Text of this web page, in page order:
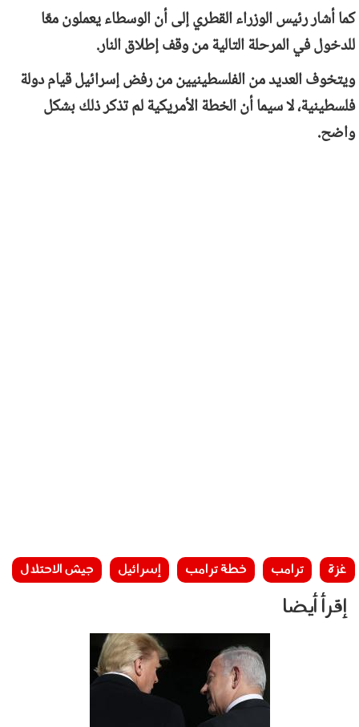
كما أشار رئيس الوزراء القطري إلى أن الوسطاء يعملون معًا
للدخول في المرحلة التالية من وقف إطلاق النار.
ويتخوف العديد من الفلسطينيين من رفض إسرائيل قيام دولة
فلسطينية، لا سيما أن الخطة الأمريكية لم تذكر ذلك بشكل
واضح.
غزة ترامب خطة ترامب إسرائيل جيش الاحتلال
إقرأ أيضا